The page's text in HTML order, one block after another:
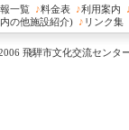
一覧 ♪料金表 ♪利用案内
の他施設紹介) ♪ リンク集
飛騨市文化交流センタ